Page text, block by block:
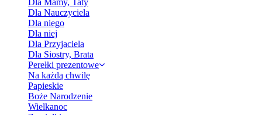
Dla Mamy, Taty
Dla Nauczyciela
Dla niego
Dla niej
Dla Przyjaciela
Dla Siostry, Brata
Perełki prezentowe
Na każdą chwilę
Papieskie
Boże Narodzenie
Wielkanoc